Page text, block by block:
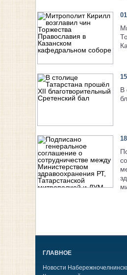
В
ГЛАВНОЕ
Новости